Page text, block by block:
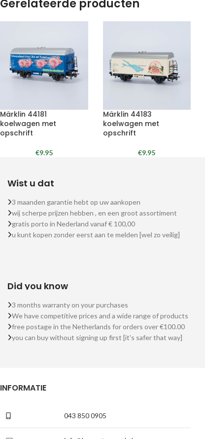
Gerelateerde producten
Märklin 44181
koelwagen met
opschrift
€9.95
Märklin 44183
koelwagen met
opschrift
€9.95
Wist u dat
3 maanden garantie hebt op uw aankopen
wij scherpe prijzen hebben , en een groot assortiment
gratis porto in Nederland vanaf € 100,00
u kunt kopen zonder eerst aan te melden [wel zo veilig]
Did you know
3 months warranty on your purchases
We have competitive prices and a wide range of products
free postage in the Netherlands for orders over €100.00
you can buy without signing up first [it's safer that way]
INFORMATIE
043 850 0905